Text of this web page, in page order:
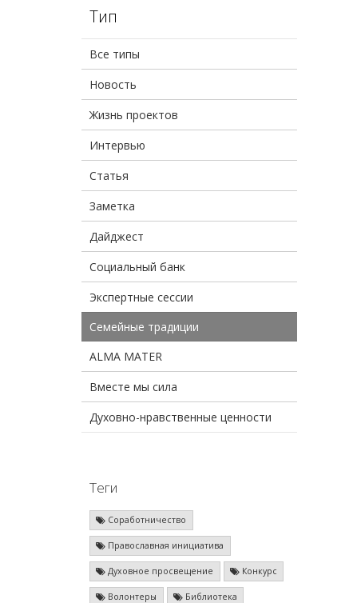
Тип
Все типы
Новость
Жизнь проектов
Интервью
Статья
Заметка
Дайджест
Социальный банк
Экспертные сессии
Семейные традиции
ALMA MATER
Вместе мы сила
Духовно-нравственные ценности
Теги
Соработничество
Православная инициатива
Духовное просвещение Конкурс
Волонтеры Библиотека